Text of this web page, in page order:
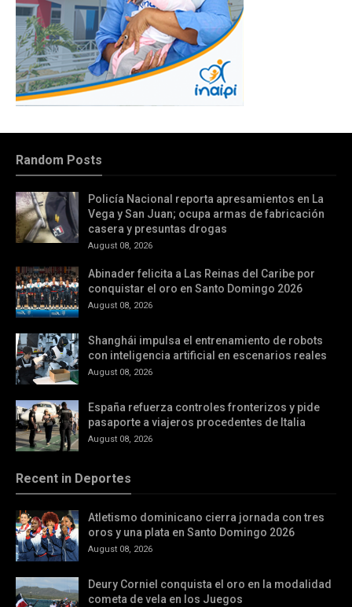
Random Posts
Policía Nacional reporta apresamientos en La
Vega y San Juan; ocupa armas de fabricación
casera y presuntas drogas
August 08, 2026
Abinader felicita a Las Reinas del Caribe por
conquistar el oro en Santo Domingo 2026
August 08, 2026
Shanghái impulsa el entrenamiento de robots
con inteligencia artificial en escenarios reales
August 08, 2026
España refuerza controles fronterizos y pide
pasaporte a viajeros procedentes de Italia
August 08, 2026
Recent in Deportes
Atletismo dominicano cierra jornada con tres
oros y una plata en Santo Domingo 2026
August 08, 2026
Deury Corniel conquista el oro en la modalidad
cometa de vela en los Juegos